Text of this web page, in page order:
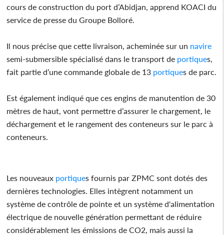
cours de construction du port d’Abidjan, apprend KOACI du
service de presse du Groupe Bolloré.
Il nous précise que cette livraison, acheminée sur un navire
semi-submersible spécialisé dans le transport de portiques,
fait partie d’une commande globale de 13 portiques de parc.
Est également indiqué que ces engins de manutention de 30
mètres de haut, vont permettre d’assurer le chargement, le
déchargement et le rangement des conteneurs sur le parc à
conteneurs.
Les nouveaux portiques fournis par ZPMC sont dotés des
dernières technologies. Elles intègrent notamment un
système de contrôle de pointe et un système d'alimentation
électrique de nouvelle génération permettant de réduire
considérablement les émissions de CO2, mais aussi la